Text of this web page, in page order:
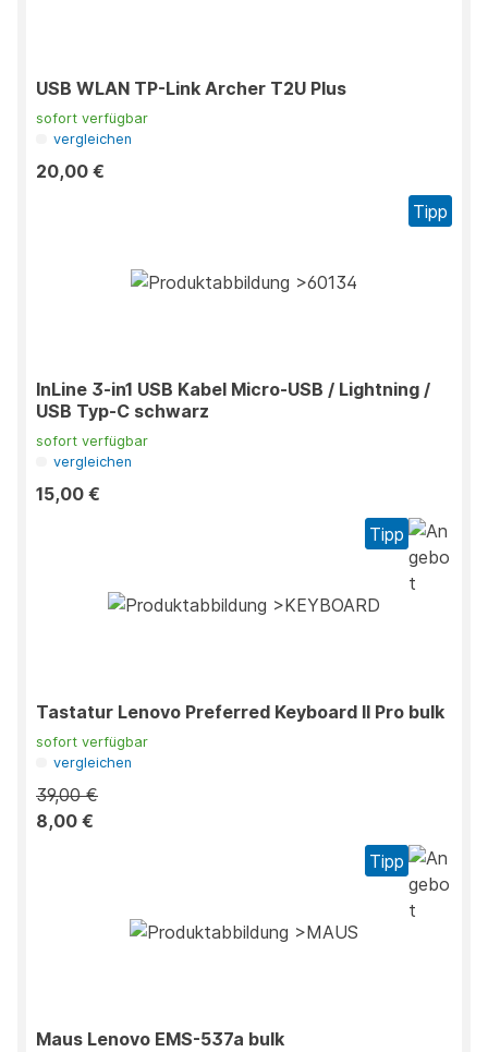
USB WLAN TP-Link Archer T2U Plus
sofort verfügbar
vergleichen
20,00 €
Tipp
InLine 3-in1 USB Kabel Micro-USB / Lightning /
USB Typ-C schwarz
sofort verfügbar
vergleichen
15,00 €
Tipp
Tastatur Lenovo Preferred Keyboard II Pro bulk
sofort verfügbar
vergleichen
39,00 €
8,00 €
Tipp
Maus Lenovo EMS-537a bulk